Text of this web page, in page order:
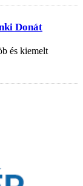
Donát
és kiemelt